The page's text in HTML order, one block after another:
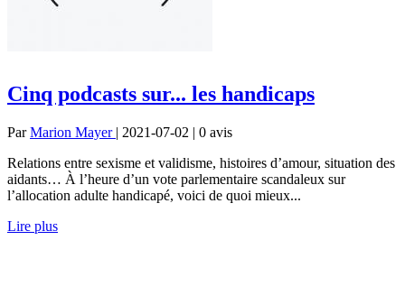
Cinq podcasts sur... les handicaps
ParMarion Mayer | 2021-07-02 | 0 avis
Relations entre sexisme et validisme, histoires d’amour, situation des
aidants… À l’heure d’un vote parlementaire scandaleux sur
l’allocation adulte handicapé, voici de quoi mieux...
Lire plus